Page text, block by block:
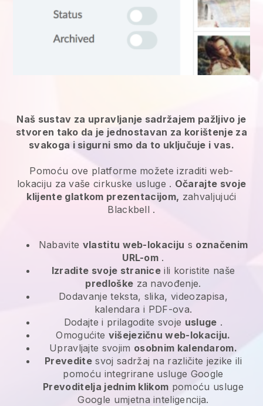
Naš sustav za upravljanje sadržajem pažljivo je
stvoren tako da je jednostavan za korištenje za
svakoga i sigurni smo da to uključuje i vas.
Pomoću ove platforme možete izraditi web-
lokaciju zavaše cirkuske usluge . Očarajte svoje
klijente glatkom prezentacijom, zahvaljujući
Blackbell .
Nabavite vlastitu web-lokaciju s označenim
URL-om .
Izradite svoje stranice ili koristite naše
predloške za navođenje.
Dodavanje teksta, slika, videozapisa,
kalendara i PDF-ova.
Dodajte i prilagodite svoje usluge .
Omogućite višejezičnu web-lokaciju.
Upravljajte svojim osobnim kalendarom.
Prevedite svoj sadržaj na različite jezike ili
pomoću integrirane usluge Google
Prevoditelja jednim klikom pomoću usluge
Google umjetna inteligencija.